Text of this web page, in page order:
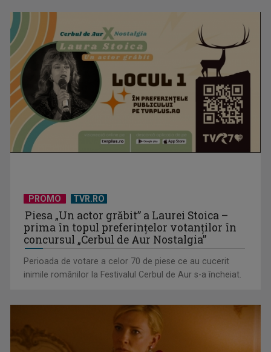
De la fan, în juriul Eurovision. Elena Popa: „Cred că publicul
Marius Dia: „Să evităm acel clișeu de piesă românească –
Dracula, ...
PROMO TVR.RO
Piesa „Un actor grăbit” a Laurei Stoica –
prima în topul preferinţelor votanţilor în
concursul „Cerbul de Aur Nostalgia”
Perioada de votare a celor 70 de piese ce au cucerit
inimile românilor la Festivalul Cerbul de Aur s-a încheiat.